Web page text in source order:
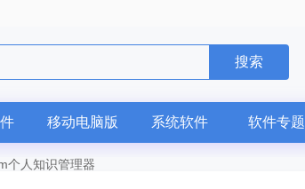
搜索
移动电脑版 系统软件 软件专题
个人知识管理器